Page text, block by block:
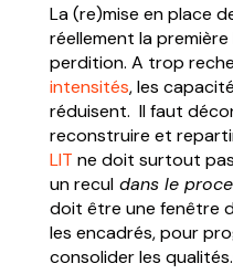
La (re)mise en place
réellement la
perdition. A trop
intensités, les
réduisent. Il faut
reconstruire et
LIT ne doit surtout
un reculdans le
doit être une fenêtre
les encadrés, pour
consolider les